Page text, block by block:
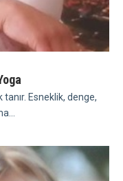
Esneklik, denge,